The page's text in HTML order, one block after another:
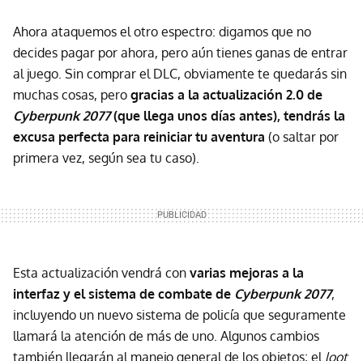
Ahora ataquemos el otro espectro: digamos que no
decides pagar por ahora, pero aún tienes ganas de entrar
al juego. Sin comprar el DLC, obviamente te quedarás sin
muchas cosas, pero gracias a la actualización 2.0 de
Cyberpunk 2077(que llega unos días antes), tendrás la
excusa perfecta para reiniciar tu aventura (o saltar por
primera vez, según sea tu caso).
Esta actualización vendrá con varias mejoras a la
interfaz y el sistema de combate de Cyberpunk 2077,
incluyendo un nuevo sistema de policía que seguramente
llamará la atención de más de uno. Algunos cambios
también llegarán al manejo general de los objetos; el loot